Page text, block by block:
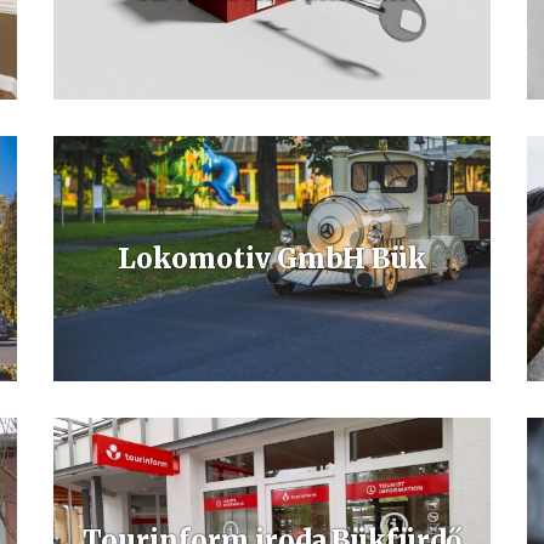
Das Büro in Bük nutzt den Vorteil, dass es über die neusten
Informationen des lokalen Immobilienmarktes verfügt.
Lokomotiv GmbH Bük
Entdecken Sie Bük und Bükfürdő einmal anders!